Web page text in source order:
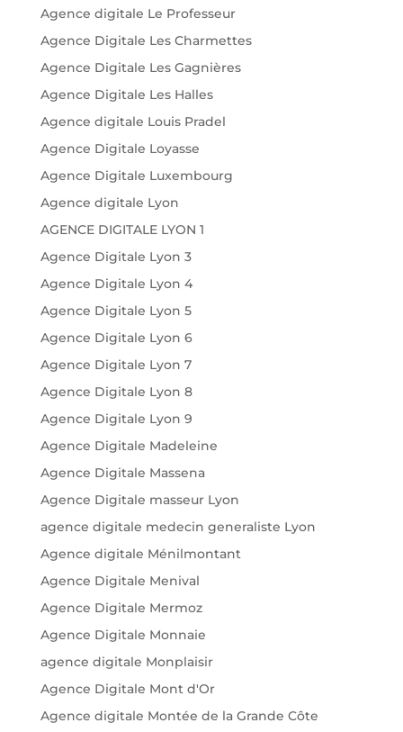
Agence digitale Le Professeur
Agence Digitale Les Charmettes
Agence Digitale Les Gagnières
Agence Digitale Les Halles
Agence digitale Louis Pradel
Agence Digitale Loyasse
Agence Digitale Luxembourg
Agence digitale Lyon
AGENCE DIGITALE LYON 1
Agence Digitale Lyon 3
Agence Digitale Lyon 4
Agence Digitale Lyon 5
Agence Digitale Lyon 6
Agence Digitale Lyon 7
Agence Digitale Lyon 8
Agence Digitale Lyon 9
Agence Digitale Madeleine
Agence Digitale Massena
Agence Digitale masseur Lyon
agence digitale medecin generaliste Lyon
Agence digitale Ménilmontant
Agence Digitale Menival
Agence Digitale Mermoz
Agence Digitale Monnaie
agence digitale Monplaisir
Agence Digitale Mont d'Or
Agence digitale Montée de la Grande Côte